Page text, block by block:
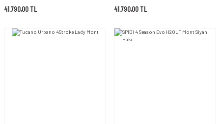
41.790,00 TL 41.790,00 TL